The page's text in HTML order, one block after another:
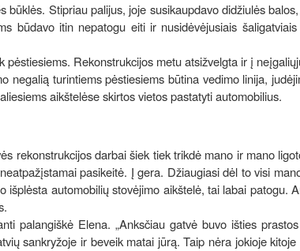
Stipriau palijus, joje susikaupdavo didžiulės
būdavo itin nepatogu eiti ir nusidėvėjusiais
Rekonstrukcijos metu atsižvelgta ir į
negalią turintiems pėstiesiems būtina vedimo linija,
aikštelėse skirtos vietos pastatyti automobilius.
rekonstrukcijos darbai šiek tiek trikdė mano ir mano
pasikeitė. Į gera. Džiaugiasi dėl to visi
automobilių stovėjimo aikštelė, tai labai patogu.
palangiškė Elena. „Anksčiau gatvė buvo išties
sankryžoje ir beveik matai jūrą. Taip nėra jokioje kitoje